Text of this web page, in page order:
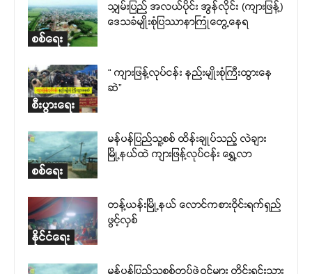
စစ်ရေး
သျှမ်းပြည် အလယ်ပိုင်း အွန်လိုင်း (ကျားဖြန့်)
ဒေသခံမျိုးစုံပြဿာနာကြုံတွေ့နေရ
စီးပွားရေး
“ ကျားဖြန့်လုပ်ငန်း နည်းမျိုးစုံကြီးထွားနေ
ဆဲ”
စစ်ရေး
မန်ပန်ပြည်သူ့စစ် ထိန်းချုပ်သည့် လဲချား
မြို့နယ်ထဲ ကျားဖြန့်လုပ်ငန်း ရွှေ့လာ
နိုင်ငံရေး
တန့်ယန်းမြို့နယ် လောင်ကစားဝိုင်းရက်ရှည်
ဖွင့်လှစ်
မန်ပန်ပြည်သူ့စစ်တပ်ဖွဲ့ဝင်များ တိုင်းရင်းသား